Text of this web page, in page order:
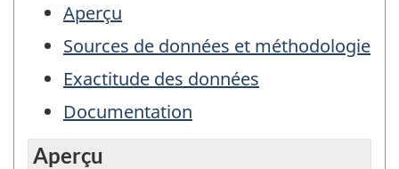
Aperçu
Sources de données et méthodologie
Exactitude des données
Documentation
Aperçu